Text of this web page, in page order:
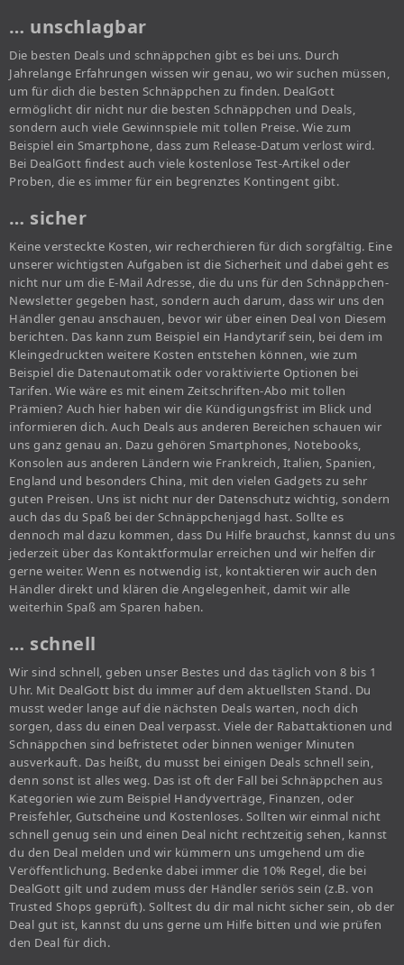
… unschlagbar
Die besten Deals und schnäppchen gibt es bei uns. Durch
Jahrelange Erfahrungen wissen wir genau, wo wir suchen müssen,
um für dich die besten Schnäppchen zu finden. DealGott
ermöglicht dir nicht nur die besten Schnäppchen und Deals,
sondern auch viele Gewinnspiele mit tollen Preise. Wie zum
Beispiel ein Smartphone, dass zum Release-Datum verlost wird.
Bei DealGott findest auch viele kostenlose Test-Artikel oder
Proben, die es immer für ein begrenztes Kontingent gibt.
… sicher
Keine versteckte Kosten, wir recherchieren für dich sorgfältig. Eine
unserer wichtigsten Aufgaben ist die Sicherheit und dabei geht es
nicht nur um die E-Mail Adresse, die du uns für den Schnäppchen-
Newsletter gegeben hast, sondern auch darum, dass wir uns den
Händler genau anschauen, bevor wir über einen Deal von Diesem
berichten. Das kann zum Beispiel ein Handytarif sein, bei dem im
Kleingedruckten weitere Kosten entstehen können, wie zum
Beispiel die Datenautomatik oder voraktivierte Optionen bei
Tarifen. Wie wäre es mit einem Zeitschriften-Abo mit tollen
Prämien? Auch hier haben wir die Kündigungsfrist im Blick und
informieren dich. Auch Deals aus anderen Bereichen schauen wir
uns ganz genau an. Dazu gehören Smartphones, Notebooks,
Konsolen aus anderen Ländern wie Frankreich, Italien, Spanien,
England und besonders China, mit den vielen Gadgets zu sehr
guten Preisen. Uns ist nicht nur der Datenschutz wichtig, sondern
auch das du Spaß bei der Schnäppchenjagd hast. Sollte es
dennoch mal dazu kommen, dass Du Hilfe brauchst, kannst du uns
jederzeit über das Kontaktformular erreichen und wir helfen dir
gerne weiter. Wenn es notwendig ist, kontaktieren wir auch den
Händler direkt und klären die Angelegenheit, damit wir alle
weiterhin Spaß am Sparen haben.
… schnell
Wir sind schnell, geben unser Bestes und das täglich von 8 bis 1
Uhr. Mit DealGott bist du immer auf dem aktuellsten Stand. Du
musst weder lange auf die nächsten Deals warten, noch dich
sorgen, dass du einen Deal verpasst. Viele der Rabattaktionen und
Schnäppchen sind befristetet oder binnen weniger Minuten
ausverkauft. Das heißt, du musst bei einigen Deals schnell sein,
denn sonst ist alles weg. Das ist oft der Fall bei Schnäppchen aus
Kategorien wie zum Beispiel Handyverträge, Finanzen, oder
Preisfehler, Gutscheine und Kostenloses. Sollten wir einmal nicht
schnell genug sein und einen Deal nicht rechtzeitig sehen, kannst
du den Deal melden und wir kümmern uns umgehend um die
Veröffentlichung. Bedenke dabei immer die 10% Regel, die bei
DealGott gilt und zudem muss der Händler seriös sein (z.B. von
Trusted Shops geprüft). Solltest du dir mal nicht sicher sein, ob der
Deal gut ist, kannst du uns gerne um Hilfe bitten und wie prüfen
den Deal für dich.